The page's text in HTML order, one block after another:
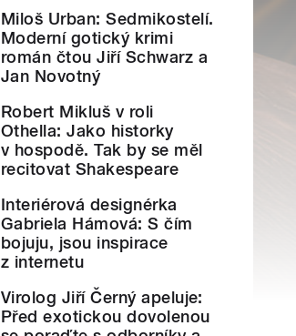
Miloš Urban: Sedmikostelí.
Moderní gotický krimi
román čtou Jiří Schwarz a
Jan Novotný
Robert Mikluš v roli
Othella: Jako historky
v hospodě. Tak by se měl
recitovat Shakespeare
Interiérová designérka
Gabriela Hámová: S čím
bojuju, jsou inspirace
z internetu
Virolog Jiří Černý apeluje:
Před exotickou dovolenou